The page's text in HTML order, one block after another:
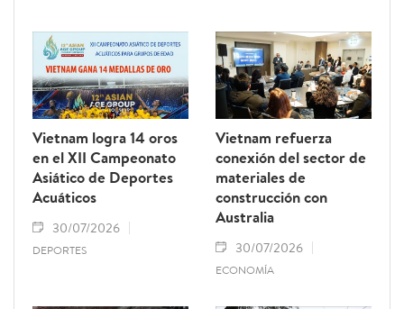
Vietnam logra 14 oros
en el XII Campeonato
Asiático de Deportes
Acuáticos
30/07/2026
DEPORTES
Vietnam refuerza
conexión del sector de
materiales de
construcción con
Australia
30/07/2026
ECONOMÍA